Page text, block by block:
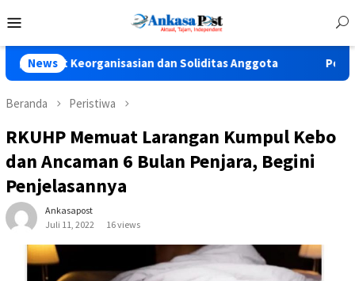
ke
Mobile
News dan Soliditas Anggota Polres Pasuruan
Beranda Peristiwa
RKUHP Memuat Larangan Kumpul Kebo
dan Ancaman 6 Bulan Penjara, Begini
Penjelasannya
Ankasapost
Juli 11, 2022
16 views